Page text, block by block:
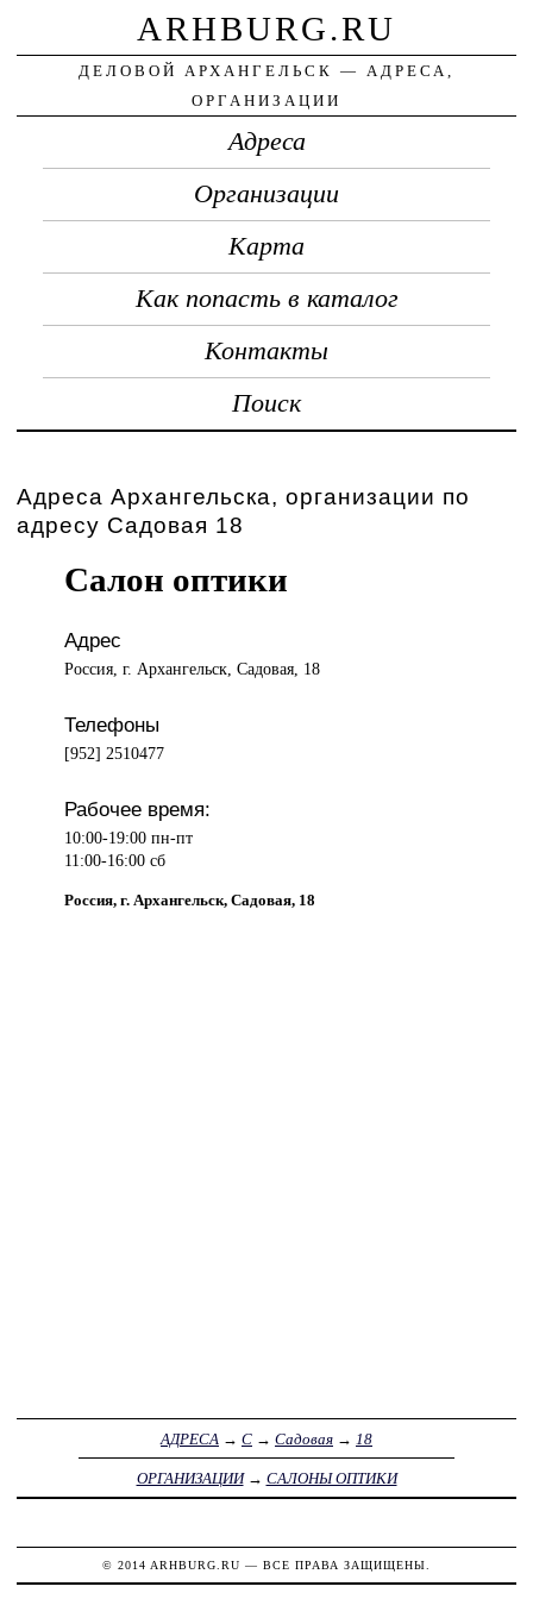
ARHBURG.RU
ДЕЛОВОЙ АРХАНГЕЛЬСК — АДРЕСА,
ОРГАНИЗАЦИИ
Адреса
Организации
Карта
Как попасть в каталог
Контакты
Поиск
Адреса Архангельска, организации по
адресу Садовая 18
Салон оптики
Адрес
Россия, г. Архангельск, Садовая, 18
Телефоны
[952] 2510477
Рабочее время:
10:00-19:00 пн-пт
11:00-16:00 сб
Россия, г. Архангельск, Садовая, 18
АДРЕСА → С → Садовая → 18
ОРГАНИЗАЦИИ→ САЛОНЫ ОПТИКИ
© 2014 ARHBURG.RU — ВСЕ ПРАВА ЗАЩИЩЕНЫ.